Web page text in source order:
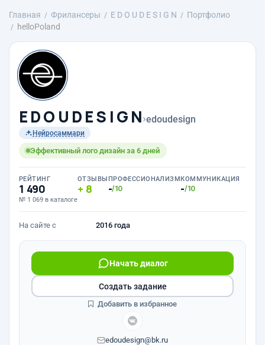
Главная Фрилансеры E D O U D E S I G N
Портфолио
helloPoland
E D O U D E S I G N›edoudesign
Нейросаммари
Эффективный лого дизайн за 6 дней
РЕЙТИНГ
1 490
№ 1 069 в каталоге
ОТЗЫВЫ
8
ПРОФЕССИОНАЛИЗМ
-/10
КОММУНИКАЦИЯ
-/10
На сайте с 2016 года
Начать диалог
edoudesign@bk.ru
Создать задание
Добавить в избранное